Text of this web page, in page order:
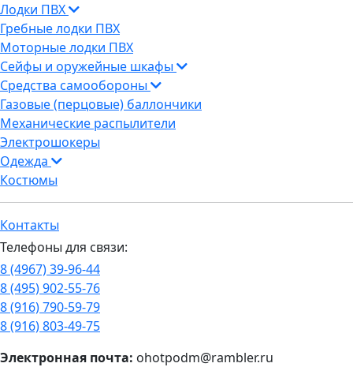
Лодки ПВХ
Гребные лодки ПВХ
Моторные лодки ПВХ
Сейфы и оружейные шкафы
Средства самообороны
Газовые (перцовые) баллончики
Механические распылители
Электрошокеры
Одежда
Костюмы
Контакты
Телефоны для связи:
8 (4967) 39-96-44
8 (495) 902-55-76
8 (916) 790-59-79
8 (916) 803-49-75
Электронная почта: ohotpodm@rambler.ru